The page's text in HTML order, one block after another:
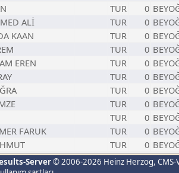
TUR 0
ALİ TUR 0
KAAN TUR 0
TUR 0
EREN TUR 0
TUR 0
TUR 0
TUR 0
TUR 0
FARUK TUR 0
TUR 0
Server© 2006-2026 Heinz Herzog,